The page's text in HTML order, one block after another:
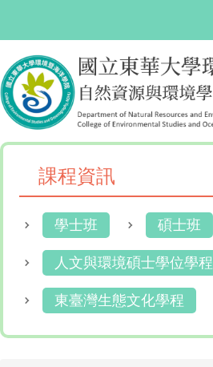
要
內
容
區
課程資訊
學士班 碩士班
人文與環境碩士學位學程
東臺灣生態文化學程